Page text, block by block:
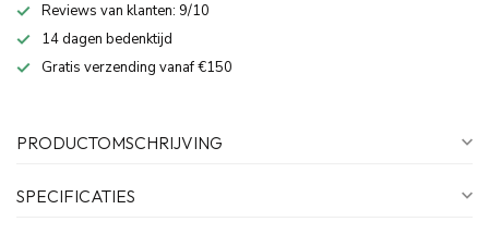
Reviews van klanten: 9/10
14 dagen bedenktijd
Gratis verzending vanaf €150
PRODUCTOMSCHRIJVING
SPECIFICATIES